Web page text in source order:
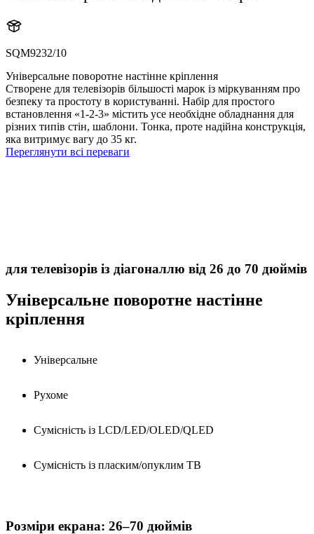
SQM9232/10
Універсальне поворотне настінне кріплення
Створене для телевізорів більшості марок із міркуванням про
безпеку та простоту в користуванні. Набір для простого
встановлення «1-2-3» містить усе необхідне обладнання для
різних типів стін, шаблони. Тонка, проте надійна конструкція,
яка витримує вагу до 35 кг.
Переглянути всі переваги
для телевізорів із діагоналлю від 26 до 70 дюймів
Універсальне поворотне настінне
кріплення
Універсальне
Рухоме
Сумісність із LCD/LED/OLED/QLED
Сумісність із пласким/опуклим ТВ
Розміри екрана: 26–70 дюймів